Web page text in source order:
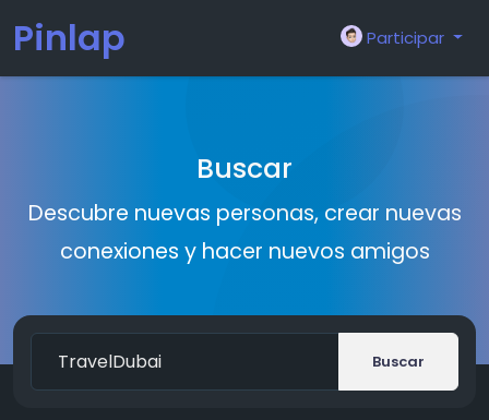
Pinlap Participar
Buscar
Descubre nuevas personas, crear nuevas
conexiones y hacer nuevos amigos
Buscar